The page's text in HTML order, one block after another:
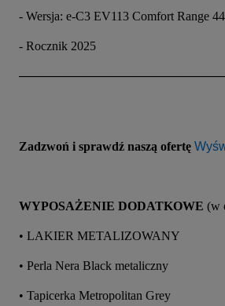
- Wersja: e-C3 EV113 Comfort Range
- Rocznik 2025
Zadzwoń i sprawdź naszą ofertę
WYPOSAŻENIE DODATKOWE (w
• LAKIER METALIZOWANY
• Perla Nera Black metaliczny
• Tapicerka Metropolitan Grey